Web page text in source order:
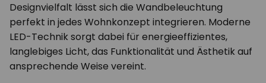
Designvielfalt lässt sich die Wandbeleuchtung
perfekt in jedes Wohnkonzept integrieren. Moderne
LED-Technik sorgt dabei für energieeffizientes,
langlebiges Licht, das Funktionalität und Ästhetik auf
ansprechende Weise vereint.